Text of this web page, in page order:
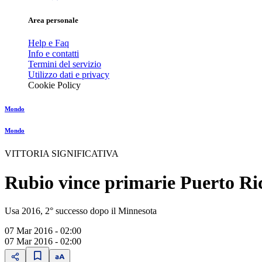
Area personale
Help e Faq
Info e contatti
Termini del servizio
Utilizzo dati e privacy
Cookie Policy
Mondo
Mondo
VITTORIA SIGNIFICATIVA
Rubio vince primarie Puerto
Usa 2016, 2° successo dopo il Minnesota
07 Mar 2016 - 02:00
07 Mar 2016 - 02:00